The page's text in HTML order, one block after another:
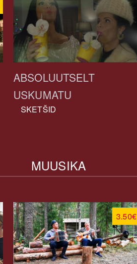
ABSOLUUTSELT
USKUMATU
SKETŠID
MUUSIKA
3.50€